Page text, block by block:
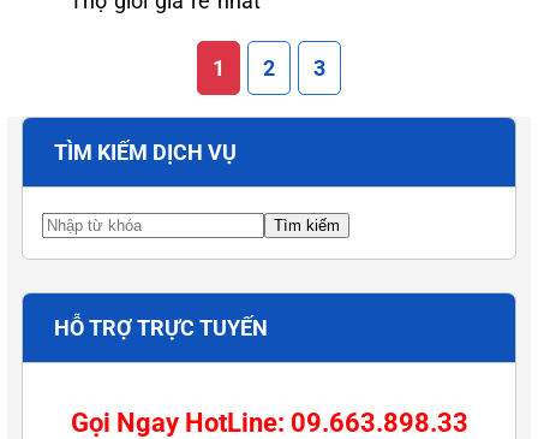
1 2 3
TÌM KIẾM DỊCH VỤ
HỖ TRỢ TRỰC TUYẾN
Gọi Ngay HotLine: 09.663.898.33